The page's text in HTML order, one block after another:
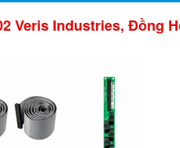
Veris Industries, Đồng